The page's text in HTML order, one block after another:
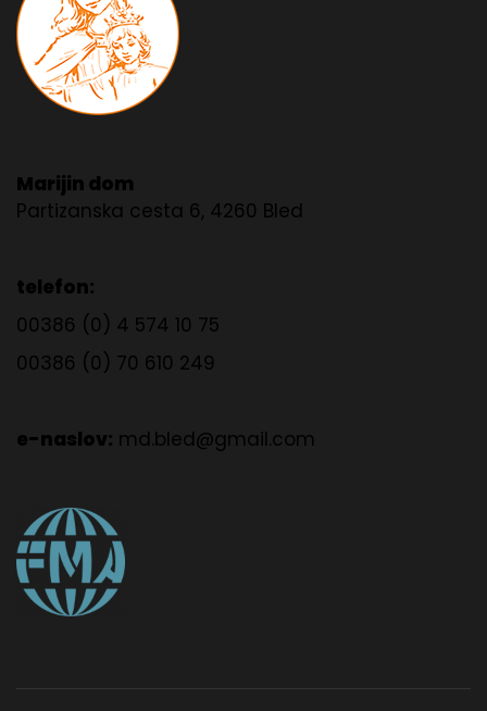
Marijin dom
Partizanska cesta 6, 4260 Bled
telefon:
00386 (0) 4 574 10 75
00386 (0) 70 610 249
e-naslov: md.bled@gmail.com